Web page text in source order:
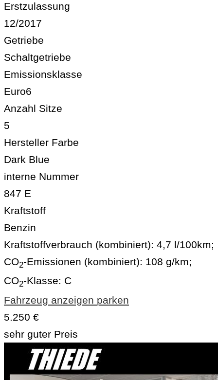
Erstzulassung
12/2017
Getriebe
Schaltgetriebe
Emissionsklasse
Euro6
Anzahl Sitze
5
Hersteller Farbe
Dark Blue
interne Nummer
847 E
Kraftstoff
Benzin
Kraftstoffverbrauch (kombiniert): 4,7 l/100km;
CO2-Emissionen (kombiniert): 108 g/km;
CO2-Klasse: C
Fahrzeug anzeigen parken
5.250 €
sehr guter Preis